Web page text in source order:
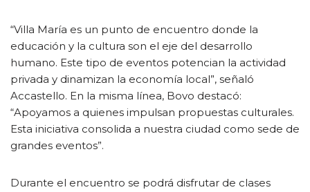
“Villa María es un punto de encuentro donde la
educación y la cultura son el eje del desarrollo
humano. Este tipo de eventos potencian la actividad
privada y dinamizan la economía local”, señaló
Accastello. En la misma línea, Bovo destacó:
“Apoyamos a quienes impulsan propuestas culturales.
Esta iniciativa consolida a nuestra ciudad como sede de
grandes eventos”.
Durante el encuentro se podrá disfrutar de clases